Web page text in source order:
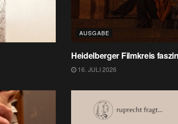
AUSGABE
Heidelberger Filmkreis
16. JULI 2026